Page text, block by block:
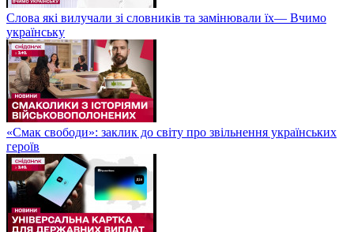
Слова які вилучали зі словників та замінювали їх— Вчимо
українську
«Смак свободи»: заклик до світу про звільнення українських
героїв